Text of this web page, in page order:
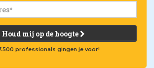
Houd mij op de hoogte
professionals gingen je voor!